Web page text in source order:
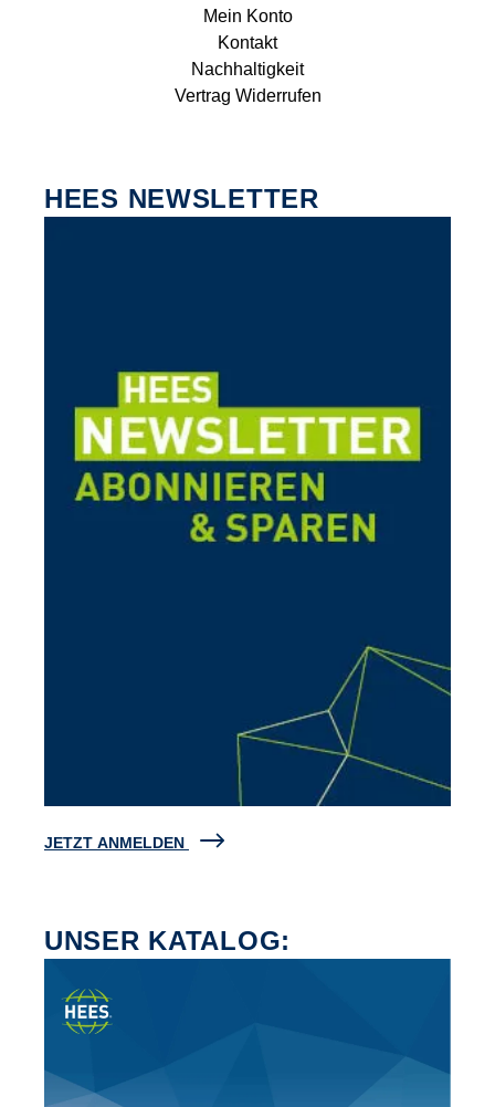
Mein Konto
Kontakt
Nachhaltigkeit
Vertrag Widerrufen
HEES NEWSLETTER
JETZT ANMELDEN
UNSER KATALOG: